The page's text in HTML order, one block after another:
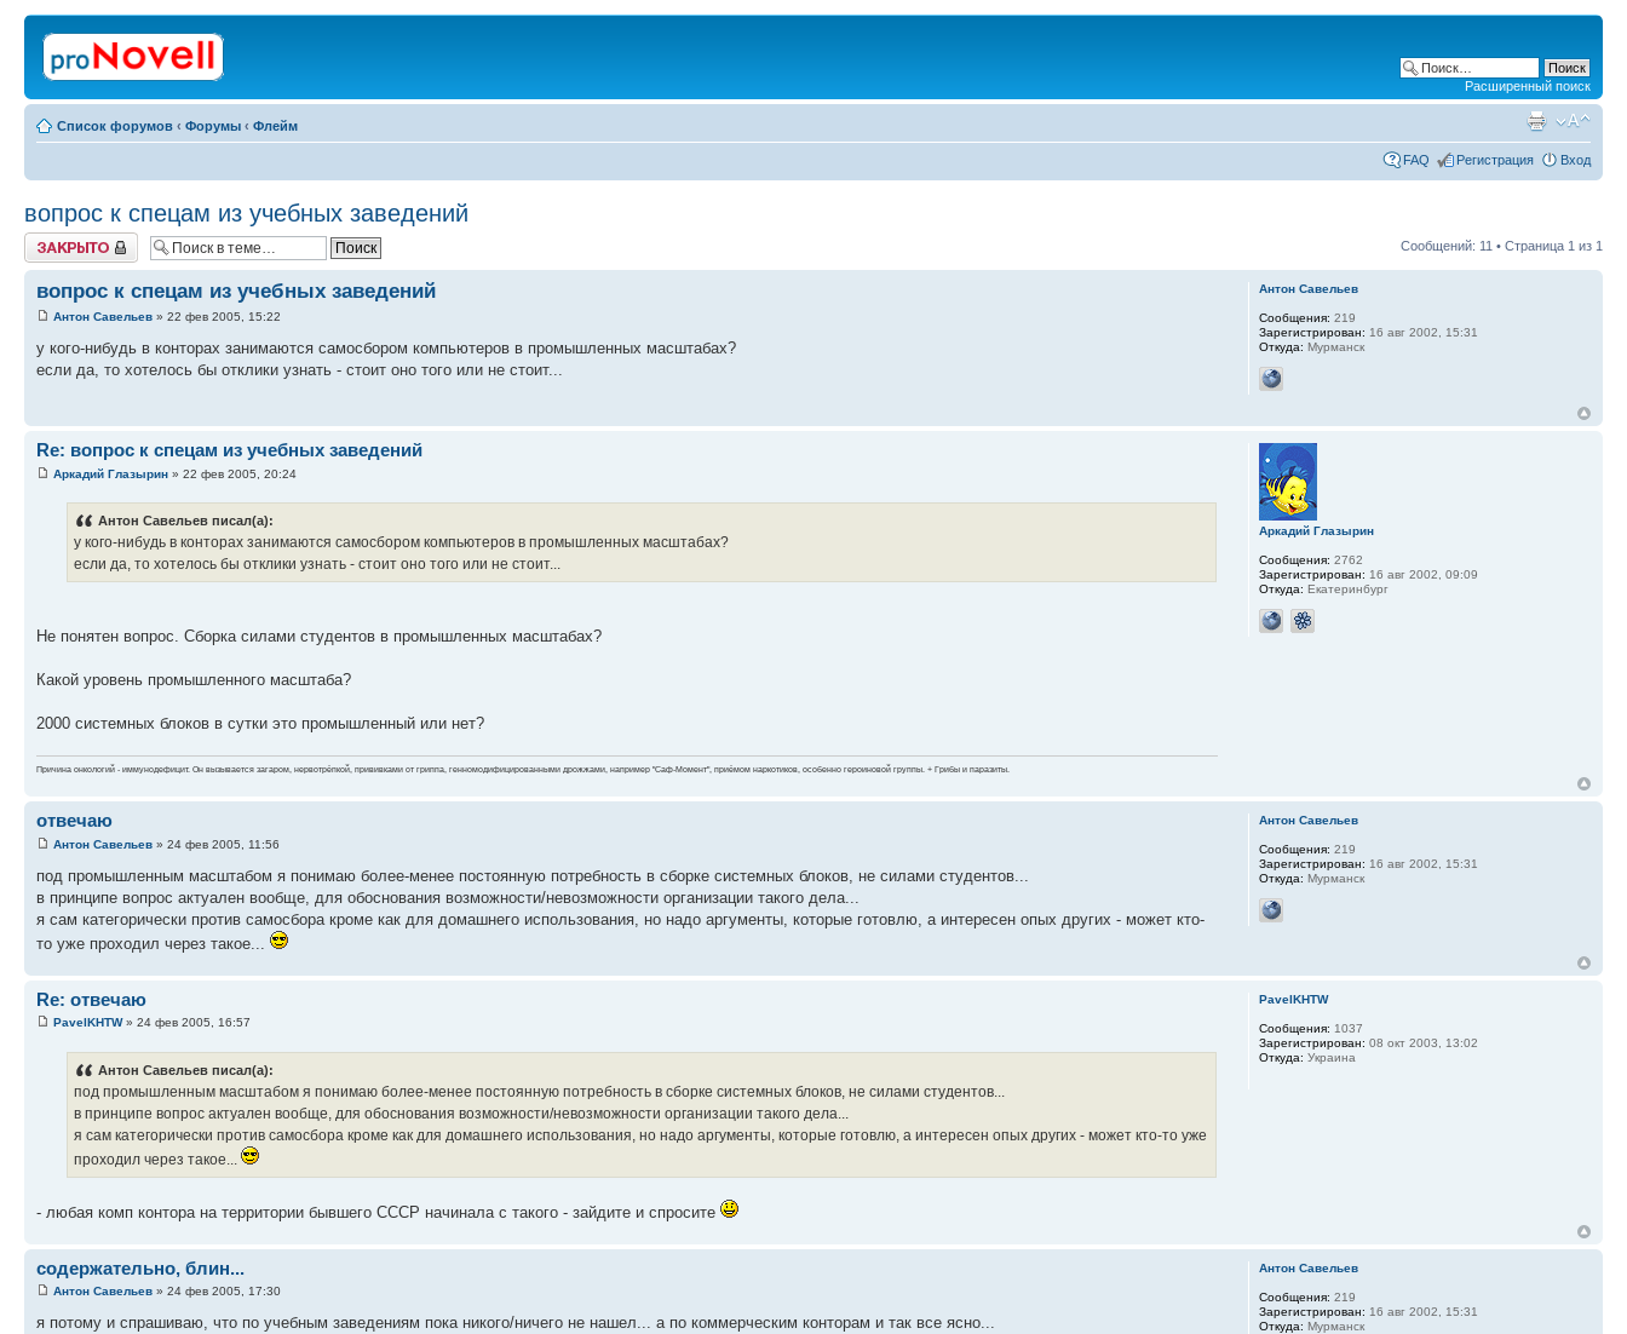
Расширенный поиск
Список форумов ‹ Форумы ‹ Флейм
FAQ Регистрация Вход
вопрос к спецам из учебных заведений
Закрыто Сообщений: 11 • Страница 1 из 1
вопрос к спецам из учебных заведений
Антон Савельев » 22 фев 2005, 15:22
у кого-нибудь в конторах занимаются самосбором компьютеров в промышленных масштабах?
если да, то хотелось бы отклики узнать - стоит оно того или не стоит...
Антон Савельев
Сообщения: 219
Зарегистрирован: 16 авг 2002, 15:31
Откуда: Мурманск
Re: вопрос к спецам из учебных заведений
Аркадий Глазырин » 22 фев 2005, 20:24
Антон Савельев писал(а):
у кого-нибудь в конторах занимаются самосбором компьютеров в промышленных масштабах?
если да, то хотелось бы отклики узнать - стоит оно того или не стоит...
Не понятен вопрос. Сборка силами студентов в промышленных масштабах?
Какой уровень промышленного масштаба?
2000 системных блоков в сутки это промышленный или нет?
Причина онкологий - иммунодефицит. Он вызывается загаром, нервотрёпкой, прививками от гриппа, генномодифицированными дрожжами, например "Саф-Момент", приёмом наркотиков, особенно героиновой группы. + Грибы и паразиты.
Аркадий Глазырин
Сообщения: 2762
Зарегистрирован: 16 авг 2002, 09:09
Откуда: Екатеринбург
отвечаю
Антон Савельев » 24 фев 2005, 11:56
под промышленным масштабом я понимаю более-менее постоянную потребность в сборке системных блоков, не силами студентов...
в принципе вопрос актуален вообще, для обоснования возможности/невозможности организации такого дела...
я сам категорически против самосбора кроме как для домашнего использования, но надо аргументы, которые готовлю, а интересен опых других - может кто-
то уже проходил через такое...
Антон Савельев
Сообщения: 219
Зарегистрирован: 16 авг 2002, 15:31
Откуда: Мурманск
Re: отвечаю
PavelKHTW» 24 фев 2005, 16:57
Антон Савельев писал(а):
под промышленным масштабом я понимаю более-менее постоянную потребность в сборке системных блоков, не силами студентов...
в принципе вопрос актуален вообще, для обоснования возможности/невозможности организации такого дела...
я сам категорически против самосбора кроме как для домашнего использования, но надо аргументы, которые готовлю, а интересен опых других - может кто-то уже
проходил через такое...
- любая комп контора на территории бывшего СССР начинала с такого - зайдите и спросите
PavelKHTW
Сообщения: 1037
Зарегистрирован: 08 окт 2003, 13:02
Откуда: Украина
содержательно, блин...
Антон Савельев » 24 фев 2005, 17:30
я потому и спрашиваю, что по учебным заведениям пока никого/ничего не нашел... а по коммерческим конторам и так все ясно...
Антон Савельев
Сообщения: 219
Зарегистрирован: 16 авг 2002, 15:31
Откуда: Мурманск